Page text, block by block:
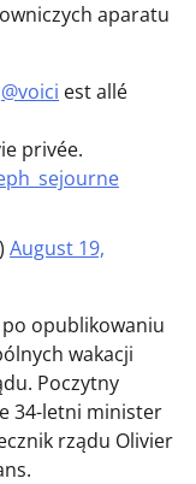
aparatu
@voici est allé
privée.
August 19,
po opublikowaniu
wakacji
Poczytny
34-letni minister
rządu Olivier